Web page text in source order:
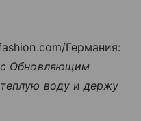
Германия:
с Обновляющим
воду и держу